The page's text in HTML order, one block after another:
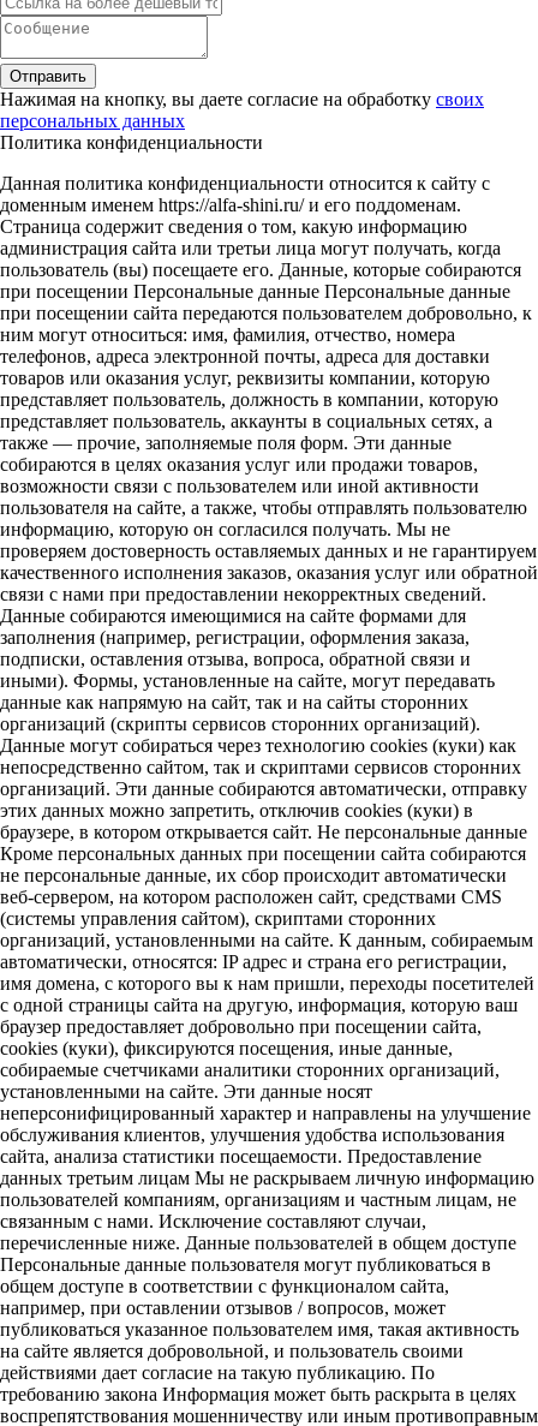
Отправить
Нажимая на кнопку, вы даете согласие на обработку своих
персональных данных
Политика конфиденциальности
Данная политика конфиденциальности относится к сайту с
доменным именем https://alfa-shini.ru/ и его поддоменам.
Страница содержит сведения о том, какую информацию
администрация сайта или третьи лица могут получать, когда
пользователь (вы) посещаете его. Данные, которые собираются
при посещении Персональные данные Персональные данные
при посещении сайта передаются пользователем добровольно, к
ним могут относиться: имя, фамилия, отчество, номера
телефонов, адреса электронной почты, адреса для доставки
товаров или оказания услуг, реквизиты компании, которую
представляет пользователь, должность в компании, которую
представляет пользователь, аккаунты в социальных сетях, а
также — прочие, заполняемые поля форм. Эти данные
собираются в целях оказания услуг или продажи товаров,
возможности связи с пользователем или иной активности
пользователя на сайте, а также, чтобы отправлять пользователю
информацию, которую он согласился получать. Мы не
проверяем достоверность оставляемых данных и не гарантируем
качественного исполнения заказов, оказания услуг или обратной
связи с нами при предоставлении некорректных сведений.
Данные собираются имеющимися на сайте формами для
заполнения (например, регистрации, оформления заказа,
подписки, оставления отзыва, вопроса, обратной связи и
иными). Формы, установленные на сайте, могут передавать
данные как напрямую на сайт, так и на сайты сторонних
организаций (скрипты сервисов сторонних организаций).
Данные могут собираться через технологию cookies (куки) как
непосредственно сайтом, так и скриптами сервисов сторонних
организаций. Эти данные собираются автоматически, отправку
этих данных можно запретить, отключив cookies (куки) в
браузере, в котором открывается сайт. Не персональные данные
Кроме персональных данных при посещении сайта собираются
не персональные данные, их сбор происходит автоматически
веб-сервером, на котором расположен сайт, средствами CMS
(системы управления сайтом), скриптами сторонних
организаций, установленными на сайте. К данным, собираемым
автоматически, относятся: IP адрес и страна его регистрации,
имя домена, с которого вы к нам пришли, переходы посетителей
с одной страницы сайта на другую, информация, которую ваш
браузер предоставляет добровольно при посещении сайта,
cookies (куки), фиксируются посещения, иные данные,
собираемые счетчиками аналитики сторонних организаций,
установленными на сайте. Эти данные носят
неперсонифицированный характер и направлены на улучшение
обслуживания клиентов, улучшения удобства использования
сайта, анализа статистики посещаемости. Предоставление
данных третьим лицам Мы не раскрываем личную информацию
пользователей компаниям, организациям и частным лицам, не
связанным с нами. Исключение составляют случаи,
перечисленные ниже. Данные пользователей в общем доступе
Персональные данные пользователя могут публиковаться в
общем доступе в соответствии с функционалом сайта,
например, при оставлении отзывов / вопросов, может
публиковаться указанное пользователем имя, такая активность
на сайте является добровольной, и пользователь своими
действиями дает согласие на такую публикацию. По
требованию закона Информация может быть раскрыта в целях
воспрепятствования мошенничеству или иным противоправным